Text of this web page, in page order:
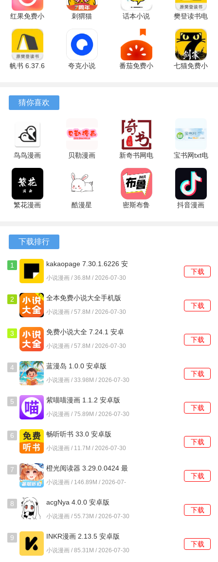
1、操作简洁，老白听书的界面设计直观清爽，快速上手，轻
松找到想听的内容，提升使用体验。
2、高品质音频是其一大亮点，书籍音质清晰，发音标准，长
时间收听也不会感到疲劳，带来愉悦的听觉享受。
3、个性化体验非常突出，除了智能推荐书单，自定义收藏、
创建播放列表，打造专属的听书空间，让每次听书都更有
趣。
4、无论是在通勤、休闲还是睡前，老白听书都能帮助用户利
用碎片时间高效获取知识，真正实现随时随地学习的目标。
老白听书软件功能
1、书籍搜索功能强大，通过关键词快速找到自己感兴趣的书
籍，节省查找时间，提升使用效率。
2、播放控制灵活，随意调节播放速度，满足不同听书习惯，
让每个人都能找到最舒适的听书节奏。
3、书籍更新及时，老白听书会不断更新音频资源，确保用户
能够第一时间听到最新的书籍内容，保持信息的时效性。
4、社区互动功能让分享自己的听书体验，与其他书友交流，
增进彼此间的互动，形成良好的听书氛围。
老白听书使用教程
红果免费小
说 7.2.9.32
安卓版
刺猬猫
2.9.365 官
方版
话本小说
6.98.0 安卓
版
樊登读书电
视版本
6.37.6 安卓
版
帆书 6.37.6
夸克小说
番茄免费小
七猫免费小
猜你喜欢
鸟鸟漫画
1.1 安卓版
贝勒漫画
新奇书网电
子书
3.00.55.000
安卓版
宝书网txt电
子书
1.1.1003
安卓版
繁花漫画
酷漫星
密斯布鲁
抖音漫画
下载排行
1
kakaopage 7.30.1.6226 安
卓版
小说漫画 / 36.8M / 2026-07-30
下载
2
全本免费小说大全手机版
7.24.1 安卓版
小说漫画 / 57.8M / 2026-07-30
下载
3
免费小说大全 7.24.1 安卓
版
小说漫画 / 57.8M / 2026-07-30
下载
4 蓝漫岛 1.0.0 安卓版
小说漫画 / 33.98M / 2026-07-30
下载
5 紫喵喵漫画 1.1.2 安卓版
小说漫画 / 75.89M / 2026-07-30
下载
6 畅听听书 33.0 安卓版
小说漫画 / 11.7M / 2026-07-30
下载
7
橙光阅读器 3.29.0.0424 最
新版
小说漫画 / 146.89M / 2026-07-
下载
8 acgNya 4.0.0 安卓版
小说漫画 / 55.73M / 2026-07-30
下载
9 INKR漫画 2.13.5 安卓版
小说漫画 / 85.31M / 2026-07-30
下载